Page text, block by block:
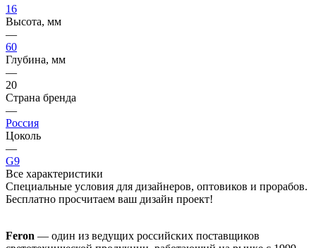
16
Высота, мм
—
60
Глубина, мм
—
20
Страна бренда
—
Россия
Цоколь
—
G9
Все характеристики
Специальные условия для дизайнеров, оптовиков и прорабов.
Бесплатно просчитаем ваш дизайн проект!
Feron — один из ведущих российских поставщиков